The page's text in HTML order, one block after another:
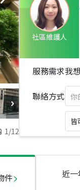
1/12
社區維護人
達人
服務需求我
聯絡方式
皆
件 近一